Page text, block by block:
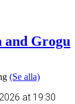
and Grogu
(Se alla)
at 19:30